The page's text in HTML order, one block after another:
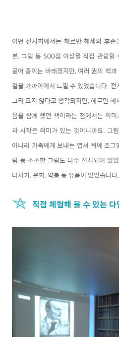
이번 전시회에서는 헤르만 헤세의 후
본, 그림 등 500점 이상을 직접 관람할
묻어 종이는 바래졌지만, 여러 권의 책
결을 가까이에서 느낄 수 있었습니다. 전
그리 크지 않다고 생각되지만, 헤르만
음을 함께 했던 책이라는 점에서는 의
과 시작은 의미가 있는 것이니까요. 그
아니라 가족에게 보내는 엽서 뒤에 조
림 등 소소한 그림도 다수 전시되어 있
타자기, 은화, 약통 등 유품이 있었습니다.
직접 체험해 볼 수 있는